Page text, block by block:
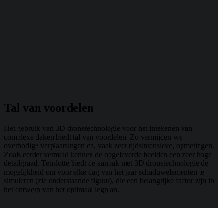
Tal van voordelen
Het gebruik van 3D dronetechnologie voor het intekenen van
complexe daken biedt tal van voordelen. Zo vermijden we
overbodige verplaatsingen en, vaak zeer tijdsintensieve, opmetingen.
Zoals eerder vermeld kennen de opgeleverde beelden een zeer hoge
detailgraad. Tenslotte biedt de aanpak met 3D dronetechnologie de
mogelijkheid om voor elke dag van het jaar schaduwelementen te
simuleren (zie onderstaande figuur), die een belangrijke factor zijn in
het ontwerp van het optimaal legplan.